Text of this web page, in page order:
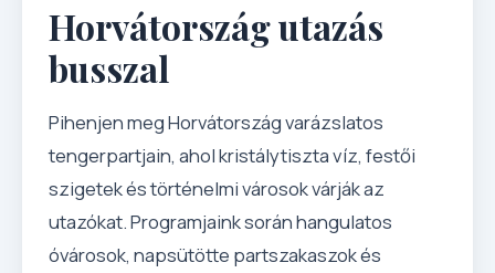
Horvátország utazás
busszal
Pihenjen meg Horvátország varázslatos
tengerpartjain, ahol kristálytiszta víz, festői
szigetek és történelmi városok várják az
utazókat. Programjaink során hangulatos
óvárosok, napsütötte partszakaszok és